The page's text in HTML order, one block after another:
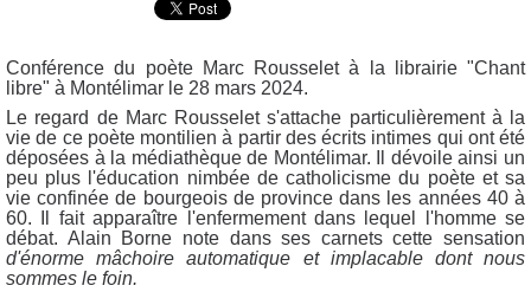
Conférence du poète Marc Rousselet à la librairie "Chant
libre" à Montélimar le 28 mars 2024.
Le regard de Marc Rousselet s'attache particulièrement à la
vie de ce poète montilien à partir des écrits intimes qui ont été
déposées à la médiathèque de Montélimar. Il dévoile ainsi un
peu plus l'éducation nimbée de catholicisme du poète et sa
vie confinée de bourgeois de province dans les années 40 à
60. Il fait apparaître l'enfermement dans lequel l'homme se
débat. Alain Borne note dans ses carnets cette sensation
d'énorme mâchoire automatique et implacable dont nous
sommes le foin.